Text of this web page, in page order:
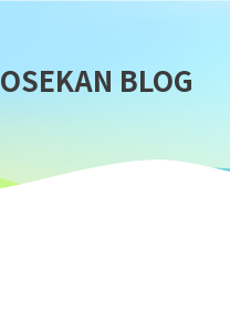
OSEKAN BLOG